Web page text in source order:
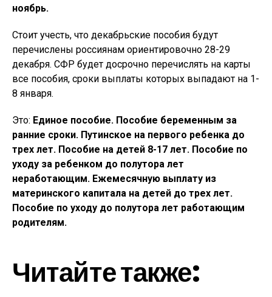
ноябрь.
Стоит учесть, что декабрьские пособия будут
перечислены россиянам ориентировочно 28-29
декабря. СФР будет досрочно перечислять на карты
все пособия, сроки выплаты которых выпадают на 1-
8 января.
Это: Единое пособие. Пособие беременным за
ранние сроки. Путинское на первого ребенка до
трех лет. Пособие на детей 8-17 лет. Пособие по
уходу за ребенком до полутора лет
неработающим. Ежемесячную выплату из
материнского капитала на детей до трех лет.
Пособие по уходу до полутора лет работающим
родителям.
Читайте также: